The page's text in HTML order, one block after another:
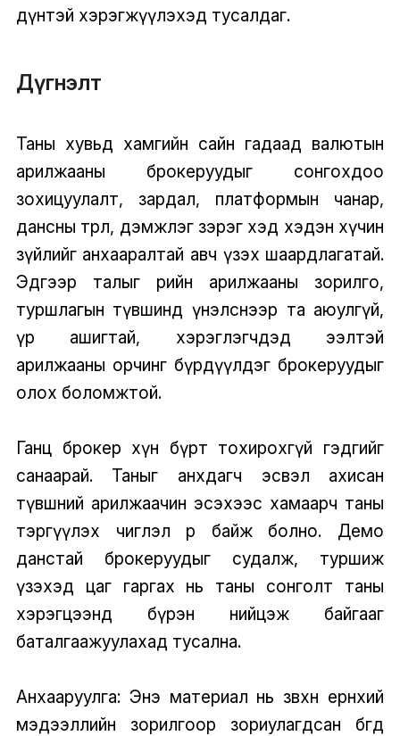
дүнтэй хэрэгжүүлэхэд тусалдаг.
Дүгнэлт
Таны хувьд хамгийн сайн гадаад валютын
арилжааны брокеруудыг сонгохдоо
зохицуулалт, зардал, платформын чанар,
дансны төрөл, дэмжлэг зэрэг хэд хэдэн хүчин
зүйлийг анхааралтай авч үзэх шаардлагатай.
Эдгээр талыг өөрийн арилжааны зорилго,
туршлагын түвшинд үнэлснээр та аюулгүй,
үр ашигтай, хэрэглэгчдэд ээлтэй
арилжааны орчинг бүрдүүлдэг брокеруудыг
олох боломжтой.
Ганц брокер хүн бүрт тохирохгүй гэдгийг
санаарай. Таныг анхдагч эсвэл ахисан
түвшний арилжаачин эсэхээс хамаарч таны
тэргүүлэх чиглэл өөр байж болно. Демо
данстай брокеруудыг судалж, туршиж
үзэхэд цаг гаргах нь таны сонголт таны
хэрэгцээнд бүрэн нийцэж байгааг
баталгаажуулахад тусална.
Анхааруулга: Энэ материал нь зөвхөн ерөнхий
мэдээллийн зорилгоор зориулагдсан бөгөөд